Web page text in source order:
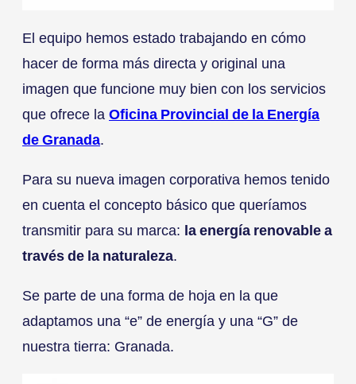
El equipo hemos estado trabajando en cómo
hacer de forma más directa y original una
imagen que funcione muy bien con los servicios
que ofrece la Oficina Provincial de la Energía
de Granada.
Para su nueva imagen corporativa hemos tenido
en cuenta el concepto básico que queríamos
transmitir para su marca: la energía renovable a
través de la naturaleza.
Se parte de una forma de hoja en la que
adaptamos una “e” de energía y una “G” de
nuestra tierra: Granada.